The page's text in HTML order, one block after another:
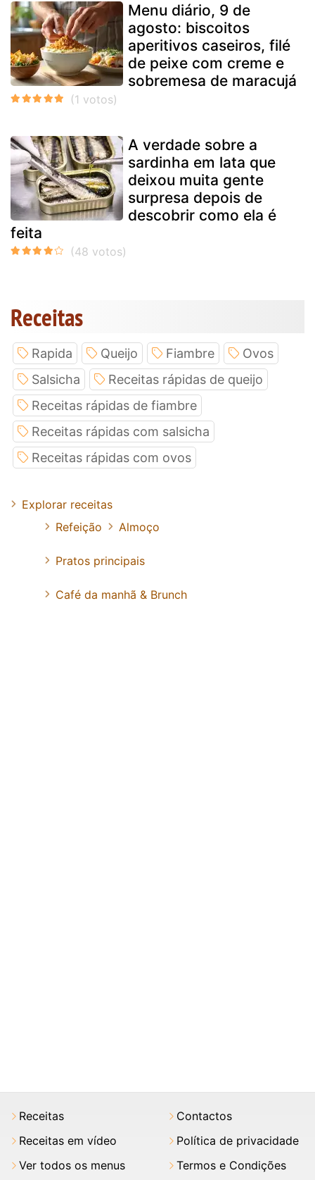
Menu diário, 9 de
agosto: biscoitos
aperitivos caseiros, filé
de peixe com creme e
sobremesa de maracujá
A verdade sobre a
sardinha em lata que
deixou muita gente
surpresa depois de
descobrir como ela é
feita
Receitas
Rapida Queijo Fiambre
Ovos
Salsicha
Receitas rápidas de queijo
Receitas rápidas de fiambre
Receitas rápidas com salsicha
Receitas rápidas com ovos
Explorar receitas
Refeição
Almoço
Pratos principais
Café da manhã & Brunch
Receitas
Receitas em vídeo
Ver todos os menus
Contactos
Política de privacidade
Termos e Condições